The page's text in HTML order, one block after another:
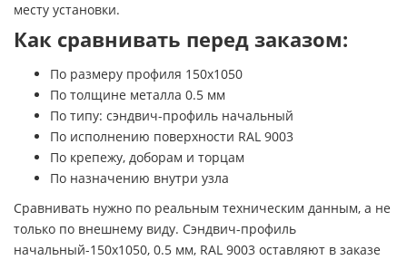
месту установки.
Как сравнивать перед заказом:
По размеру профиля 150х1050
По толщине металла 0.5 мм
По типу: сэндвич-профиль начальный
По исполнению поверхности RAL 9003
По крепежу, доборам и торцам
По назначению внутри узла
Сравнивать нужно по реальным техническим данным, а не
только по внешнему виду. Сэндвич-профиль
начальный-150х1050, 0.5 мм, RAL 9003 оставляют в заказе